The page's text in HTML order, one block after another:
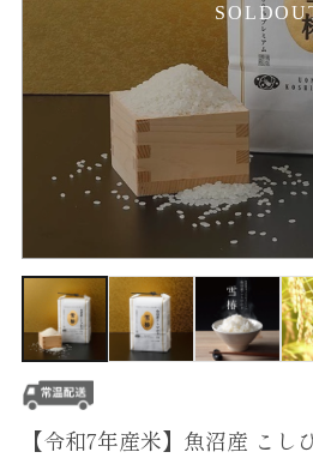
【令和7年産米】魚沼産 こ